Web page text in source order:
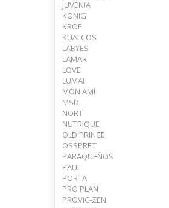
JUVENIA
KONIG
KROF
KUALCOS
LABYES
LAMAR
LOVE
LUMAI
MON AMI
MSD
NORT
NUTRIQUE
OLD PRINCE
OSSPRET
PARAQUEÑOS
PAUL
PORTA
PRO PLAN
PROVIC-ZEN